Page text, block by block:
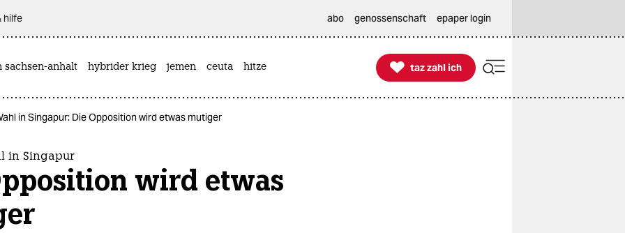
hilfe abo genossenschaft epaper login
sachsen-anhalt hybrider krieg jemen ceuta hitze 
taz zahl ich
taz zahl ich
in Singapur: Die Opposition wird etwas mutiger
in Singapur
wird etwas